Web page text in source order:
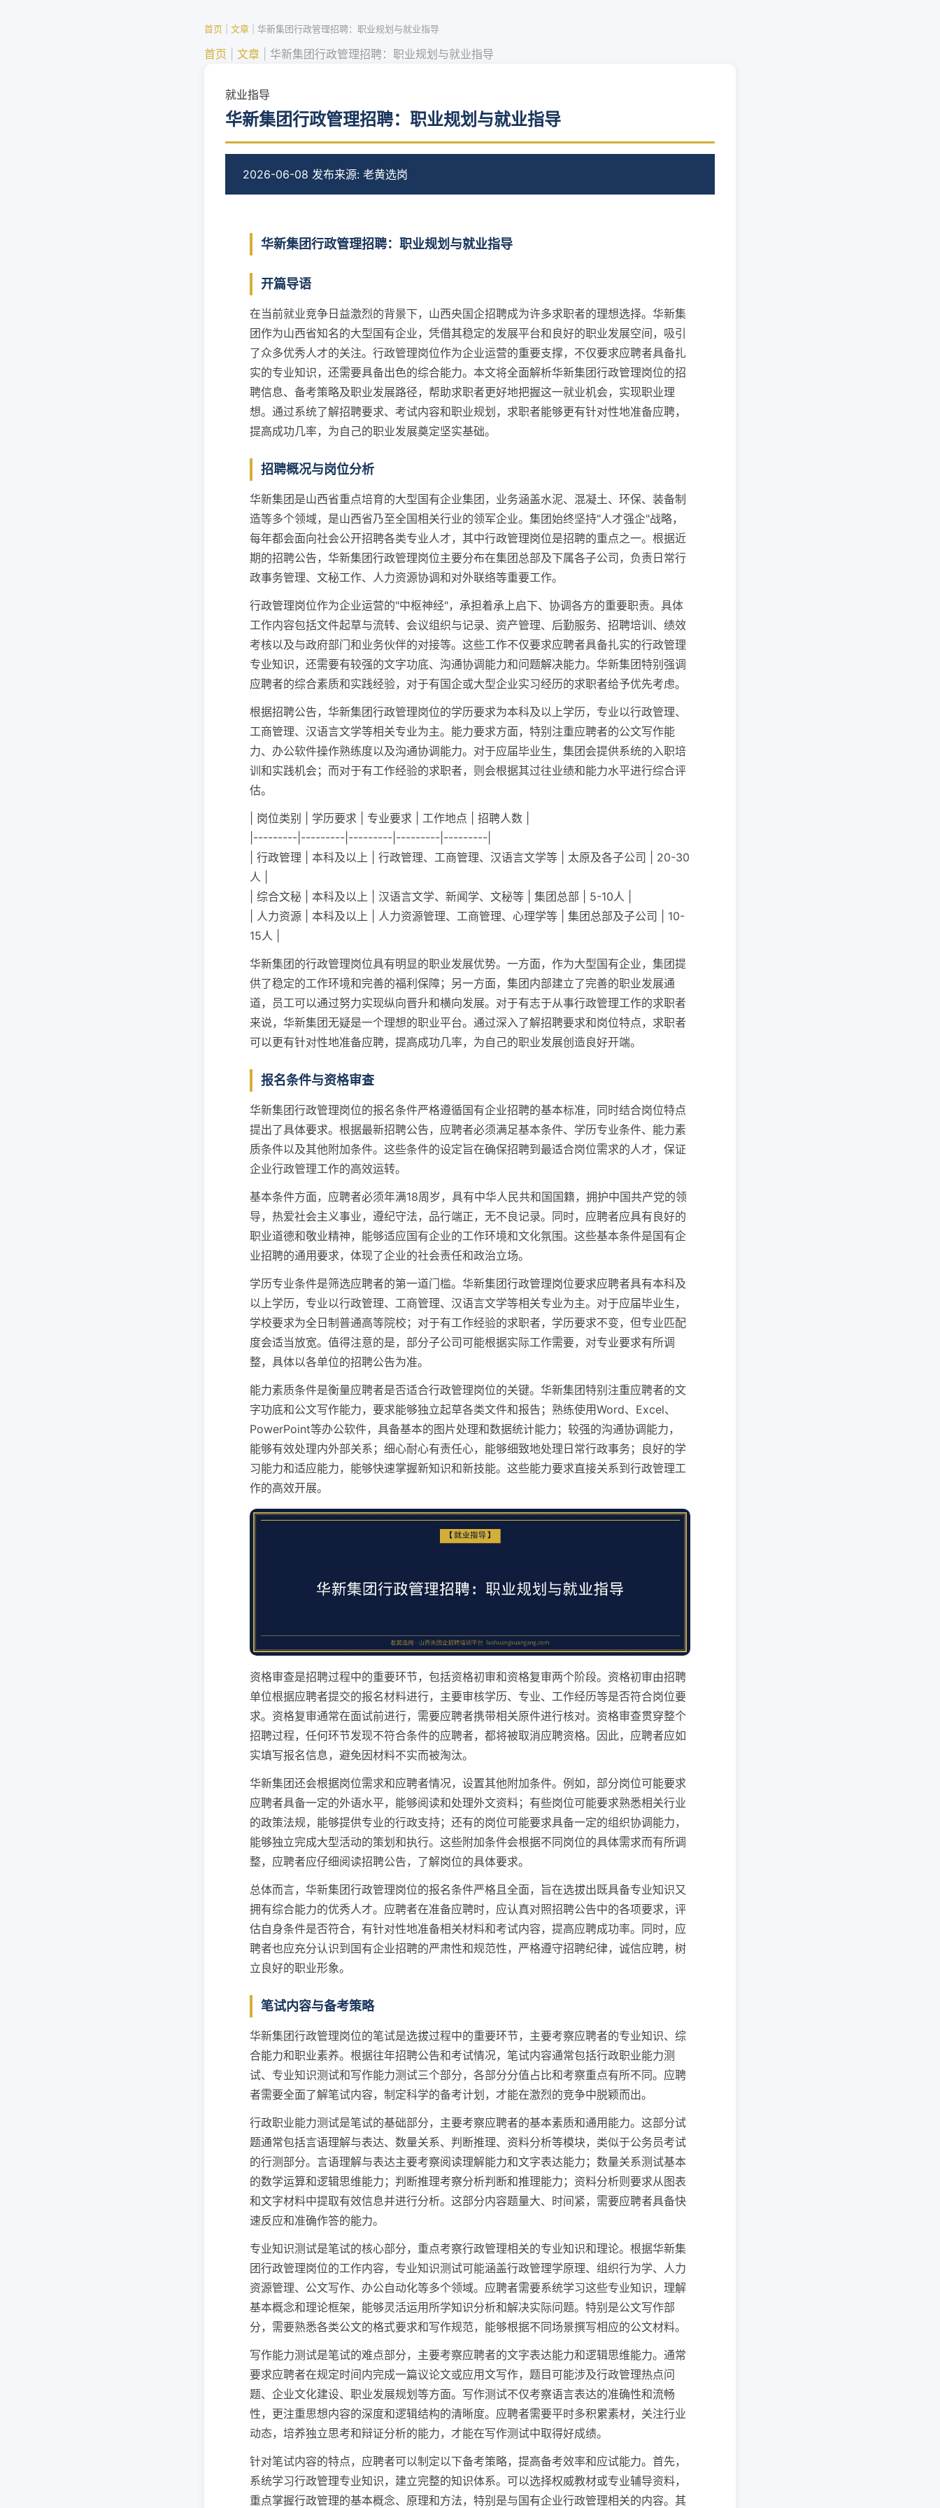
首页 文章 华新集团行政管理招聘：职业规划与就业指导
首页 文章 华新集团行政管理招聘：职业规划与就业指导
就业指导
华新集团行政管理招聘：职业规划与就业指导
2026-06-08 发布来源: 老黄选岗
华新集团行政管理招聘：职业规划与就业指导
开篇导语
在当前就业竞争日益激烈的背景下，山西央国企招聘成为许多求职者的理想选择。华新集
团作为山西省知名的大型国有企业，凭借其稳定的发展平台和良好的职业发展空间，吸引
了众多优秀人才的关注。行政管理岗位作为企业运营的重要支撑，不仅要求应聘者具备扎
实的专业知识，还需要具备出色的综合能力。本文将全面解析华新集团行政管理岗位的招
聘信息、备考策略及职业发展路径，帮助求职者更好地把握这一就业机会，实现职业理
想。通过系统了解招聘要求、考试内容和职业规划，求职者能够更有针对性地准备应聘，
提高成功几率，为自己的职业发展奠定坚实基础。
招聘概况与岗位分析
华新集团是山西省重点培育的大型国有企业集团，业务涵盖水泥、混凝土、环保、装备制
造等多个领域，是山西省乃至全国相关行业的领军企业。集团始终坚持"人才强企"战略，
每年都会面向社会公开招聘各类专业人才，其中行政管理岗位是招聘的重点之一。根据近
期的招聘公告，华新集团行政管理岗位主要分布在集团总部及下属各子公司，负责日常行
政事务管理、文秘工作、人力资源协调和对外联络等重要工作。
行政管理岗位作为企业运营的"中枢神经"，承担着承上启下、协调各方的重要职责。具体
工作内容包括文件起草与流转、会议组织与记录、资产管理、后勤服务、招聘培训、绩效
考核以及与政府部门和业务伙伴的对接等。这些工作不仅要求应聘者具备扎实的行政管理
专业知识，还需要有较强的文字功底、沟通协调能力和问题解决能力。华新集团特别强调
应聘者的综合素质和实践经验，对于有国企或大型企业实习经历的求职者给予优先考虑。
根据招聘公告，华新集团行政管理岗位的学历要求为本科及以上学历，专业以行政管理、
工商管理、汉语言文学等相关专业为主。能力要求方面，特别注重应聘者的公文写作能
力、办公软件操作熟练度以及沟通协调能力。对于应届毕业生，集团会提供系统的入职培
训和实践机会；而对于有工作经验的求职者，则会根据其过往业绩和能力水平进行综合评
估。
| 岗位类别 | 学历要求 | 专业要求 | 工作地点 | 招聘人数 |
|---------|---------|---------|---------|---------|
| 行政管理 | 本科及以上 | 行政管理、工商管理、汉语言文学等 | 太原及各子公司 | 20-30
人 |
| 综合文秘 | 本科及以上 | 汉语言文学、新闻学、文秘等 | 集团总部 | 5-10人 |
| 人力资源 | 本科及以上 | 人力资源管理、工商管理、心理学等 | 集团总部及子公司 | 10-
15人 |
华新集团的行政管理岗位具有明显的职业发展优势。一方面，作为大型国有企业，集团提
供了稳定的工作环境和完善的福利保障；另一方面，集团内部建立了完善的职业发展通
道，员工可以通过努力实现纵向晋升和横向发展。对于有志于从事行政管理工作的求职者
来说，华新集团无疑是一个理想的职业平台。通过深入了解招聘要求和岗位特点，求职者
可以更有针对性地准备应聘，提高成功几率，为自己的职业发展创造良好开端。
报名条件与资格审查
华新集团行政管理岗位的报名条件严格遵循国有企业招聘的基本标准，同时结合岗位特点
提出了具体要求。根据最新招聘公告，应聘者必须满足基本条件、学历专业条件、能力素
质条件以及其他附加条件。这些条件的设定旨在确保招聘到最适合岗位需求的人才，保证
企业行政管理工作的高效运转。
基本条件方面，应聘者必须年满18周岁，具有中华人民共和国国籍，拥护中国共产党的领
导，热爱社会主义事业，遵纪守法，品行端正，无不良记录。同时，应聘者应具有良好的
职业道德和敬业精神，能够适应国有企业的工作环境和文化氛围。这些基本条件是国有企
业招聘的通用要求，体现了企业的社会责任和政治立场。
学历专业条件是筛选应聘者的第一道门槛。华新集团行政管理岗位要求应聘者具有本科及
以上学历，专业以行政管理、工商管理、汉语言文学等相关专业为主。对于应届毕业生，
学校要求为全日制普通高等院校；对于有工作经验的求职者，学历要求不变，但专业匹配
度会适当放宽。值得注意的是，部分子公司可能根据实际工作需要，对专业要求有所调
整，具体以各单位的招聘公告为准。
能力素质条件是衡量应聘者是否适合行政管理岗位的关键。华新集团特别注重应聘者的文
字功底和公文写作能力，要求能够独立起草各类文件和报告；熟练使用Word、Excel、
PowerPoint等办公软件，具备基本的图片处理和数据统计能力；较强的沟通协调能力，
能够有效处理内外部关系；细心耐心有责任心，能够细致地处理日常行政事务；良好的学
习能力和适应能力，能够快速掌握新知识和新技能。这些能力要求直接关系到行政管理工
作的高效开展。
资格审查是招聘过程中的重要环节，包括资格初审和资格复审两个阶段。资格初审由招聘
单位根据应聘者提交的报名材料进行，主要审核学历、专业、工作经历等是否符合岗位要
求。资格复审通常在面试前进行，需要应聘者携带相关原件进行核对。资格审查贯穿整个
招聘过程，任何环节发现不符合条件的应聘者，都将被取消应聘资格。因此，应聘者应如
实填写报名信息，避免因材料不实而被淘汰。
华新集团还会根据岗位需求和应聘者情况，设置其他附加条件。例如，部分岗位可能要求
应聘者具备一定的外语水平，能够阅读和处理外文资料；有些岗位可能要求熟悉相关行业
的政策法规，能够提供专业的行政支持；还有的岗位可能要求具备一定的组织协调能力，
能够独立完成大型活动的策划和执行。这些附加条件会根据不同岗位的具体需求而有所调
整，应聘者应仔细阅读招聘公告，了解岗位的具体要求。
总体而言，华新集团行政管理岗位的报名条件严格且全面，旨在选拔出既具备专业知识又
拥有综合能力的优秀人才。应聘者在准备应聘时，应认真对照招聘公告中的各项要求，评
估自身条件是否符合，有针对性地准备相关材料和考试内容，提高应聘成功率。同时，应
聘者也应充分认识到国有企业招聘的严肃性和规范性，严格遵守招聘纪律，诚信应聘，树
立良好的职业形象。
笔试内容与备考策略
华新集团行政管理岗位的笔试是选拔过程中的重要环节，主要考察应聘者的专业知识、综
合能力和职业素养。根据往年招聘公告和考试情况，笔试内容通常包括行政职业能力测
试、专业知识测试和写作能力测试三个部分，各部分分值占比和考察重点有所不同。应聘
者需要全面了解笔试内容，制定科学的备考计划，才能在激烈的竞争中脱颖而出。
行政职业能力测试是笔试的基础部分，主要考察应聘者的基本素质和通用能力。这部分试
题通常包括言语理解与表达、数量关系、判断推理、资料分析等模块，类似于公务员考试
的行测部分。言语理解与表达主要考察阅读理解能力和文字表达能力；数量关系测试基本
的数学运算和逻辑思维能力；判断推理考察分析判断和推理能力；资料分析则要求从图表
和文字材料中提取有效信息并进行分析。这部分内容题量大、时间紧，需要应聘者具备快
速反应和准确作答的能力。
专业知识测试是笔试的核心部分，重点考察行政管理相关的专业知识和理论。根据华新集
团行政管理岗位的工作内容，专业知识测试可能涵盖行政管理学原理、组织行为学、人力
资源管理、公文写作、办公自动化等多个领域。应聘者需要系统学习这些专业知识，理解
基本概念和理论框架，能够灵活运用所学知识分析和解决实际问题。特别是公文写作部
分，需要熟悉各类公文的格式要求和写作规范，能够根据不同场景撰写相应的公文材料。
写作能力测试是笔试的难点部分，主要考察应聘者的文字表达能力和逻辑思维能力。通常
要求应聘者在规定时间内完成一篇议论文或应用文写作，题目可能涉及行政管理热点问
题、企业文化建设、职业发展规划等方面。写作测试不仅考察语言表达的准确性和流畅
性，更注重思想内容的深度和逻辑结构的清晰度。应聘者需要平时多积累素材，关注行业
动态，培养独立思考和辩证分析的能力，才能在写作测试中取得好成绩。
针对笔试内容的特点，应聘者可以制定以下备考策略，提高备考效率和应试能力。首先，
系统学习行政管理专业知识，建立完整的知识体系。可以选择权威教材或专业辅导资料，
重点掌握行政管理的基本概念、原理和方法，特别是与国有企业行政管理相关的内容。其